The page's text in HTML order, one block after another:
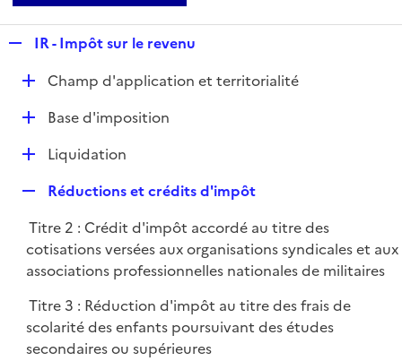
p
l
i
e
IR - Impôt sur le revenu
DChamp d'application et territorialité
D
e
r
Base d'imposition
D
l
i
e
r
Liquidation
p
l
i
e
Réductions et crédits d'impôt
Titre 2 : Crédit d'impôt accordé au titre des
cotisations versées aux organisations syndicales et aux
associations professionnelles nationales de militaires
Titre 3 : Réduction d'impôt au titre des frais de
scolarité des enfants poursuivant des études
secondaires ou supérieures